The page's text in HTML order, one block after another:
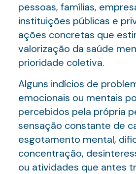
pessoas, famílias,
instituições públicas e
ações concretas que
valorização da saúde
prioridade coletiva.
Alguns indícios de
emocionais ou mentais
percebidos pela própria
sensação constante de
esgotamento mental,
concentração,
ou atividades que antes